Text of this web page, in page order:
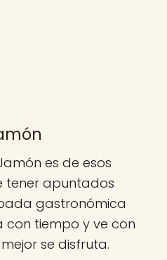
es de esos
tener apuntados
gastronómica
con tiempo y ve con
se disfruta.